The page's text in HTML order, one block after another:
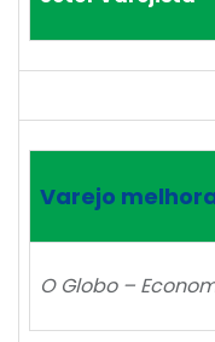
Varejo
O Globo –